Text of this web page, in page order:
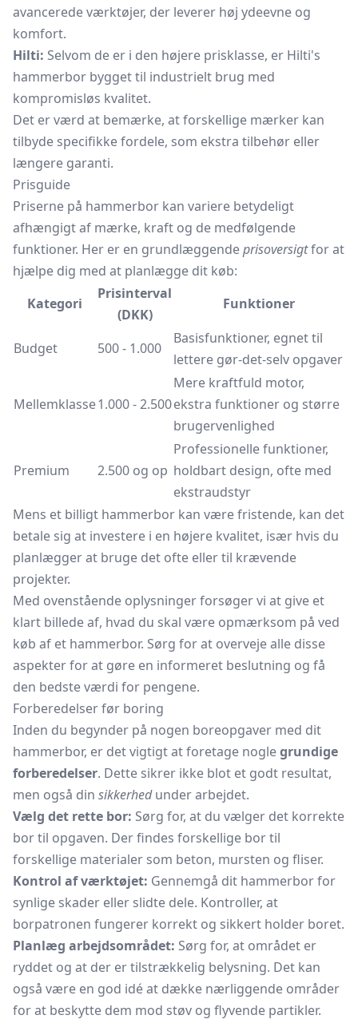
avancerede værktøjer, der leverer høj ydeevne og
komfort.
Hilti: Selvom de er i den højere prisklasse, er Hilti's
hammerbor bygget til industrielt brug med
kompromisløs kvalitet.
Det er værd at bemærke, at forskellige mærker kan
tilbyde specifikke fordele, som ekstra tilbehør eller
længere garanti.
Prisguide
Priserne på hammerbor kan variere betydeligt
afhængigt af mærke, kraft og de medfølgende
funktioner. Her er en grundlæggendeprisoversigtfor at
hjælpe dig med at planlægge dit køb:
Kategori
Prisinterval
(DKK)
Funktioner
Budget 500 - 1.000
Basisfunktioner, egnet til
lettere gør-det-selv opgaver
Mellemklasse1.000 - 2.500
Mere kraftfuld motor,
ekstra funktioner og større
brugervenlighed
Premium 2.500 og op
Professionelle funktioner,
holdbart design, ofte med
ekstraudstyr
Mens et billigt hammerbor kan være fristende, kan det
betale sig at investere i en højere kvalitet, især hvis du
planlægger at bruge det ofte eller til krævende
projekter.
Med ovenstående oplysninger forsøger vi at give et
klart billede af, hvad du skal være opmærksom på ved
køb af et hammerbor. Sørg for at overveje alle disse
aspekter for at gøre en informeret beslutning og få
den bedste værdi for pengene.
Forberedelser før boring
Inden du begynder på nogen boreopgaver med dit
hammerbor, er det vigtigt at foretage noglegrundige
forberedelser. Dette sikrer ikke blot et godt resultat,
men også din sikkerhedunder arbejdet.
Vælg det rette bor: Sørg for, at du vælger det korrekte
bor til opgaven. Der findes forskellige bor til
forskellige materialer som beton, mursten og fliser.
Kontrol af værktøjet: Gennemgå dit hammerbor for
synlige skader eller slidte dele. Kontroller, at
borpatronen fungerer korrekt og sikkert holder boret.
Planlæg arbejdsområdet: Sørg for, at området er
ryddet og at der er tilstrækkelig belysning. Det kan
også være en god idé at dække nærliggende områder
for at beskytte dem mod støv og flyvende partikler.